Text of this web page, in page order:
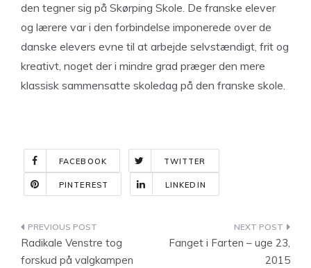
den tegner sig på Skørping Skole. De franske elever
og lærere var i den forbindelse imponerede over de
danske elevers evne til at arbejde selvstændigt, frit og
kreativt, noget der i mindre grad præger den mere
klassisk sammensatte skoledag på den franske skole.
FACEBOOK TWITTER
PINTEREST LINKEDIN
Indlægsnavigation
Radikale Venstre tog
forskud på valgkampen
Fanget i Farten – uge 23,
2015